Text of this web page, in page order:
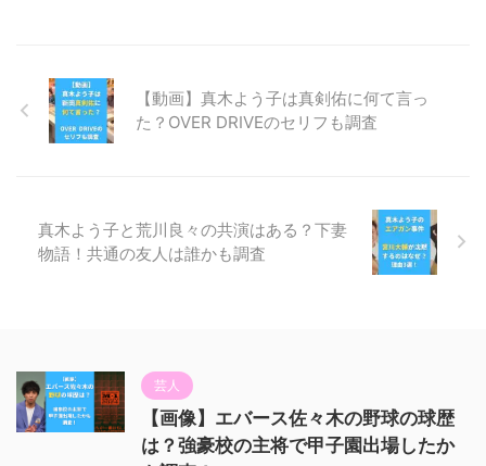
【動画】真木よう子は真剣佑に何て言っ
た？OVER DRIVEのセリフも調査
真木よう子と荒川良々の共演はある？下妻
物語！共通の友人は誰かも調査
芸人
【画像】エバース佐々木の野球の球歴
は？強豪校の主将で甲子園出場したか